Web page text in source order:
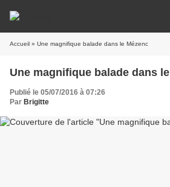
Accueil » Une magnifique balade dans le Mézenc
Une magnifique balade dans
Publié le 05/07/2016 à 07:26
Par Brigitte